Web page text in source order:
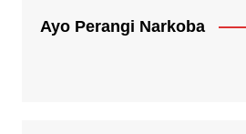
Ayo Perangi Narkoba